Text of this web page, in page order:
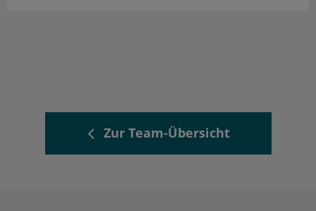
Zur Team-Übersicht